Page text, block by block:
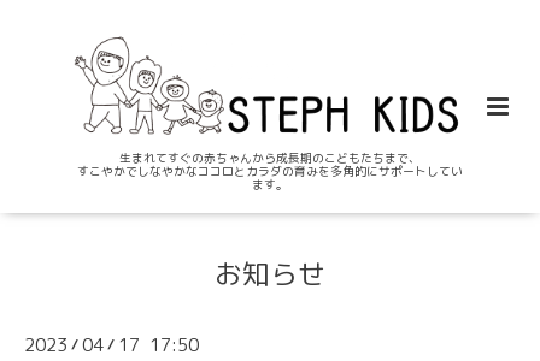
生まれてすぐの赤ちゃんから成長期のこどもたちまで、
すこやかでしなやかなココロとカラダの育みを多角的にサポートしてい
ます。
お知らせ
2023 /04/ 17 17:50